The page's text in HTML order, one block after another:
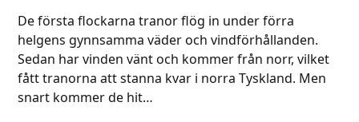
De första flockarna tranor flög in under förra
helgens gynnsamma väder och vindförhållanden.
Sedan har vinden vänt och kommer från norr, vilket
fått tranorna att stanna kvar i norra Tyskland. Men
snart kommer de hit…